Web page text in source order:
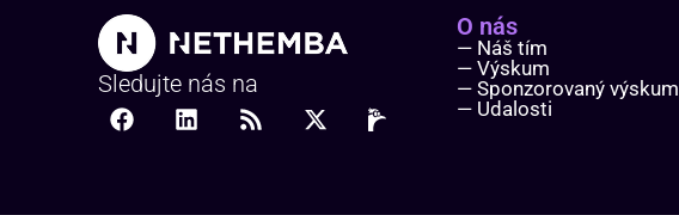
Sledujte nás na
O nás
— Náš tím
— Výskum
— Sponzorovaný výskum
— Udalosti